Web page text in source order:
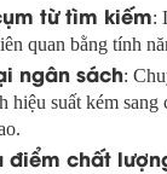
từ tìm kiếm:
quan bằng tính
ngân sách:
hiệu suất kém
điểm chất